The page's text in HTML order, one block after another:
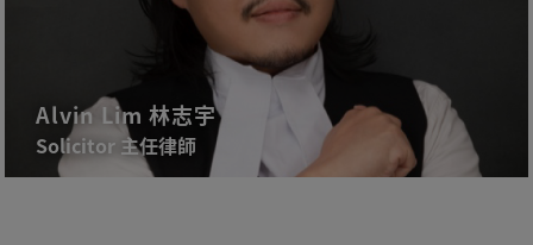
Alvin Lim 林志宇
Solicitor 主任律師